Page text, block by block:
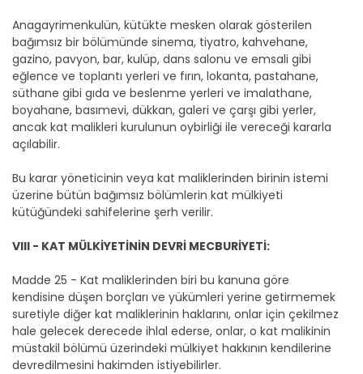
Anagayrimenkulün, kütükte mesken olarak gösterilen
bağımsız bir bölümünde sinema, tiyatro, kahvehane,
gazino, pavyon, bar, kulüp, dans salonu ve emsali gibi
eğlence ve toplantı yerleri ve fırın, lokanta, pastahane,
süthane gibi gıda ve beslenme yerleri ve imalathane,
boyahane, basımevi, dükkan, galeri ve çarşı gibi yerler,
ancak kat malikleri kurulunun oybirliği ile vereceği kararla
açılabilir.
Bu karar yöneticinin veya kat maliklerinden birinin istemi
üzerine bütün bağımsız bölümlerin kat mülkiyeti
kütüğündeki sahifelerine şerh verilir.
VIII - KAT MÜLKİYETİNİN DEVRİ MECBURİYETİ:
Madde 25 - Kat maliklerinden biri bu kanuna göre
kendisine düşen borçları ve yükümleri yerine getirmemek
suretiyle diğer kat maliklerinin haklarını, onlar için çekilmez
hale gelecek derecede ihlal ederse, onlar, o kat malikinin
müstakil bölümü üzerindeki mülkiyet hakkının kendilerine
devredilmesini hakimden istiyebilirler.